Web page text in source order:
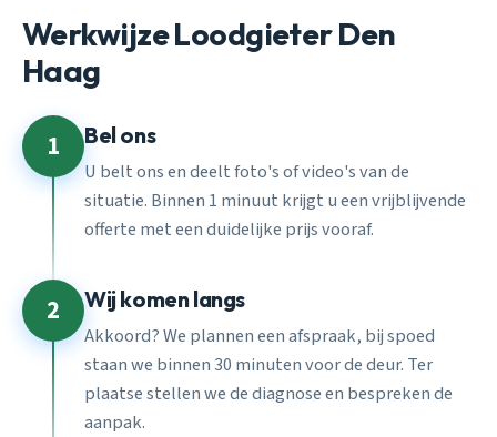
Werkwijze Loodgieter Den
Haag
1 Bel ons
U belt ons en deelt foto's of video's van de
situatie. Binnen 1 minuut krijgt u een vrijblijvende
offerte met een duidelijke prijs vooraf.
2 Wij komen langs
Akkoord? We plannen een afspraak, bij spoed
staan we binnen 30 minuten voor de deur. Ter
plaatse stellen we de diagnose en bespreken de
aanpak.